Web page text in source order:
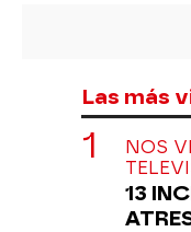
Las más
NOS
13